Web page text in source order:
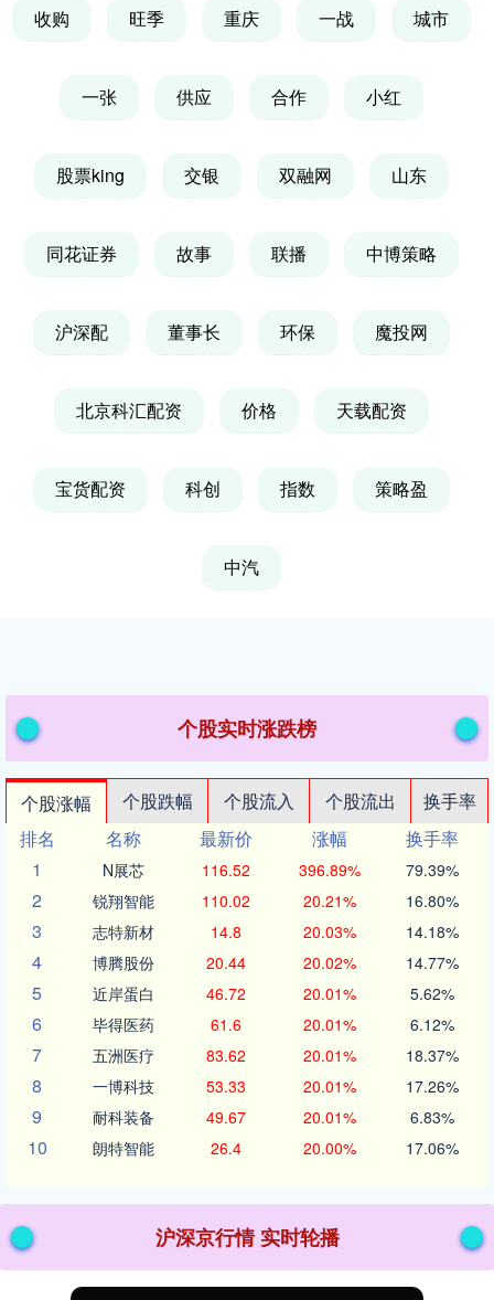
收购 旺季 重庆 一战 城市
一张 供应 合作 小红
股票king 交银 双融网 山东
同花证券 故事 联播 中博策略
沪深配 董事长 环保 魔投网
北京科汇配资 价格 天载配资
宝货配资 科创 指数 策略盈
中汽
个股实时涨跌榜
个股涨幅 个股跌幅 个股流入 个股流出
换手率
排名
名称 最新价 涨幅
换手率
1
N展芯 116.52 396.89% 79.39%
2 锐翔智能 110.02 20.21% 16.80%
3 志特新材 14.8 20.03% 14.18%
4 博腾股份 20.44 20.02% 14.77%
5 近岸蛋白 46.72 20.01% 5.62%
6 毕得医药 61.6 20.01% 6.12%
7 五洲医疗 83.62 20.01% 18.37%
8 一博科技 53.33 20.01% 17.26%
9 耐科装备 49.67 20.01% 6.83%
10 朗特智能 26.4 20.00% 17.06%
沪深京行情 实时轮播